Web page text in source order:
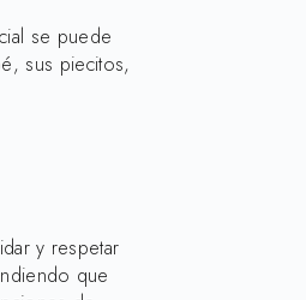
se puede
sus piecitos,
y respetar
que